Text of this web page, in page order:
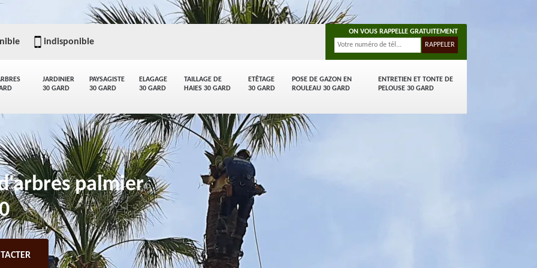
JARDINIER
30 GARD
PAYSAGISTE
30 GARD
ELAGAGE
30 GARD
TAILLAGE DE
HAIES 30 GARD
ETÊTAGE
30 GARD
POSE DE GAZON EN
ROULEAU 30 GARD
ENTRETIEN ET TONTE DE
PELOUSE 30 GARD
indisponible
ON VOUS RAPPELLE GRATUITEMENT
palmier